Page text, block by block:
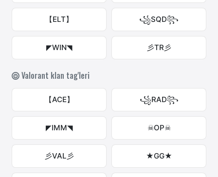
【ELT】 ꧁SQD꧂
◤WIN◥ 彡TR彡
Valorant klan tag'leri
【ACE】 ꧁RAD꧂
◤IMM◥ ☠OP☠
彡VAL彡 ★GG★